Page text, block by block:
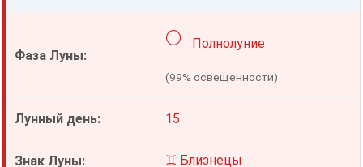
🌕 Полнолуние
(99% освещенности)
15
♊ Близнецы